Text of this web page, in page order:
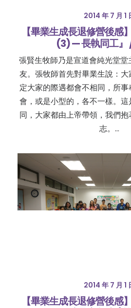
2014 年 7 月 1
【畢業生成長退修營後感
(3) — 長執同工』
張賢生牧師乃是宣道會純光堂
友。張牧師首先對畢業生說：
定大家的際遇都會不相同，所
會，或是小型的，各不一樣。
同，大家都由上帝帶領，我們
志。…
2014 年 7 月 1
【畢業生成長退修營後感